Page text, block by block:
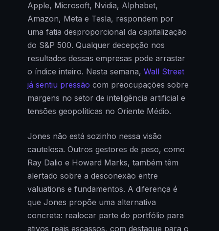
Apple, Microsoft, Nvidia, Alphabet,
Amazon, Meta e Tesla, respondem por
uma fatia desproporcional da capitalização
do S&P 500. Qualquer decepção nos
resultados dessas empresas pode arrastar
o índice inteiro. Nesta semana, Wall Street
já sentiu pressão com preocupações sobre
margens no setor de inteligência artificial e
tensões geopolíticas no Oriente Médio.
Jones não está sozinho nessa visão
cautelosa. Outros gestores de peso, como
Ray Dalio e Howard Marks, também têm
alertado sobre a desconexão entre
valuations e fundamentos. A diferença é
que Jones propõe uma alternativa
concreta: realocar parte do portfólio para
ativos reais escassos, com destaque para o